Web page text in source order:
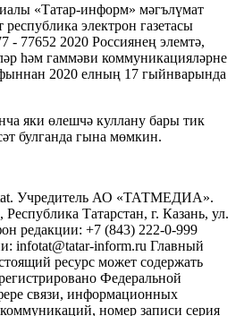
«Татар-информ» мәгълүмат
электрон газетасы
77652 2020 Россиянең элемтә,
һәм гаммәви коммуникацияләрне
2020 елның 17 гыйнварында
яки өлешчә куллану бары тик
булганда гына мөмкин.
Учредитель АО «ТАТМЕДИА».
Татарстан, г. Казань, ул.
редакции: +7 (843) 222-0-999
infotat@tatar-inform.ru Главный
ресурс может содержать
Федеральной
связи, информационных
номер записи серия